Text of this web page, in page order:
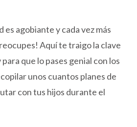
es agobiante y cada vez más
Aquí te traigo la clave
que lo pases genial con los
unos cuantos planes de
con tus hijos durante el